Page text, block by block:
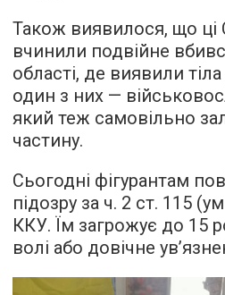
Також виявилося, що
вчинили подвійне
області, де виявили
один з них —
який теж самовільно
частину.
Сьогодні фігурантам
підозру за ч. 2 ст. 115
ККУ. Їм загрожує до 15
волі або довічне